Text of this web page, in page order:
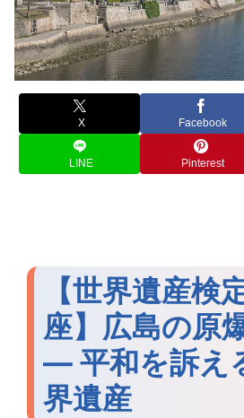
X Facebook
LINE Pinterest
【世界遺産検
座】広島の原
― 平和を訴え
界遺産